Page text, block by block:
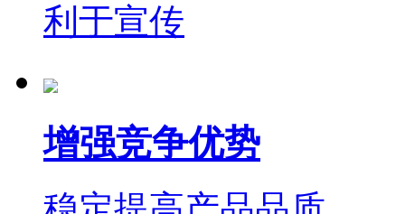
利于宣传
增强竞争优势